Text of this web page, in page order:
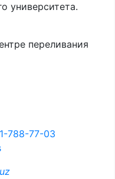
университета.
переливания
788-77-03